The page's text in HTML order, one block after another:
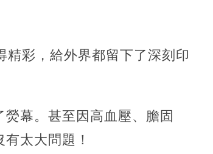
彩，給外界都留下了深刻印
幕。甚至因高血壓、膽固
太大問題！